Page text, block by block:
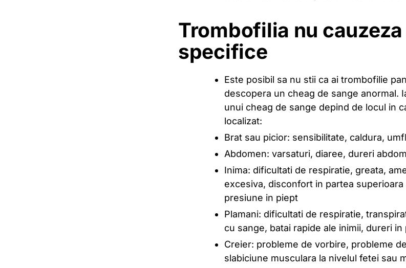
Trombofilia nu
specifice
Este posibil sa nu stii ca ai trombofilie
descopera un cheag de sange anormal.
unui cheag de sange depind de locul in
localizat:
Brat sau picior: sensibilitate, caldura,
Abdomen: varsaturi, diaree, dureri
Inima: dificultati de respiratie, greata,
excesiva, disconfort in partea
presiune in piept
Plamani: dificultati de respiratie,
cu sange, batai rapide ale inimii, dureri in
Creier: probleme de vorbire, probleme
slabiciune musculara la nivelul fetei sau